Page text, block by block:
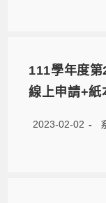
111學年度
線上申請+紙
2023-02-02